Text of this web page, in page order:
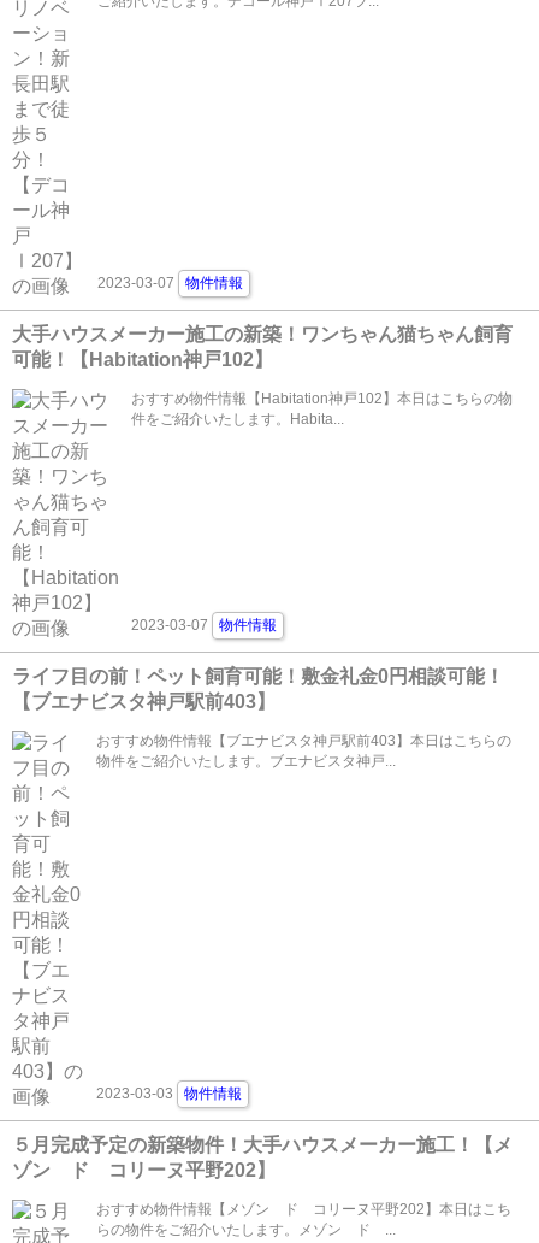
2023-03-07 物件情報
大手ハウスメーカー施工の新築！ワンちゃん猫ちゃん飼育
可能！【Habitation神戸102】
おすすめ物件情報【Habitation神戸102】本日はこちらの物
件をご紹介いたします。Habita...
2023-03-07 物件情報
ライフ目の前！ペット飼育可能！敷金礼金0円相談可能！
【ブエナビスタ神戸駅前403】
おすすめ物件情報【ブエナビスタ神戸駅前403】本日はこちらの
物件をご紹介いたします。ブエナビスタ神戸...
2023-03-03 物件情報
５月完成予定の新築物件！大手ハウスメーカー施工！【メ
ゾン ド コリーヌ平野202】
おすすめ物件情報【メゾン ド コリーヌ平野202】本日はこち
らの物件をご紹介いたします。メゾン ド ...